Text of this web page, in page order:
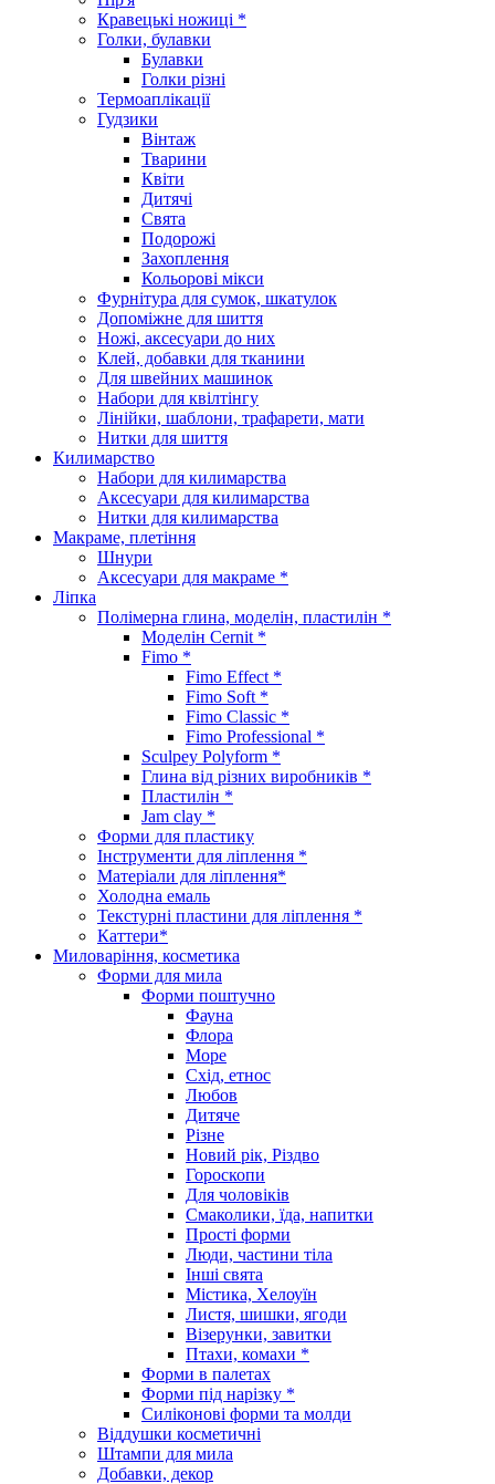
Кравецькі ножиці *
Голки, булавки
Булавки
Голки різні
Термоаплікації
Гудзики
Вінтаж
Тварини
Квіти
Дитячі
Свята
Подорожі
Захоплення
Кольорові мікси
Фурнітура для сумок, шкатулок
Допоміжне для шиття
Ножі, аксесуари до них
Клей, добавки для тканини
Для швейних машинок
Набори для квілтінгу
Лінійки, шаблони, трафарети, мати
Нитки для шиття
Килимарство
Набори для килимарства
Аксесуари для килимарства
Нитки для килимарства
Макраме, плетіння
Шнури
Аксесуари для макраме *
Ліпка
Полімерна глина, моделін, пластилін *
Моделін Cernit *
Fimo *
Fimo Effect *
Fimo Soft *
Fimo Classic *
Fimo Professional *
Sculpey Polyform *
Глина від різних виробників *
Пластилін *
Jam clay *
Форми для пластику
Інструменти для ліплення *
Матеріали для ліплення*
Холодна емаль
Текстурні пластини для ліплення *
Каттери*
Миловаріння, косметика
Форми для мила
Форми поштучно
Фауна
Флора
Море
Схід, етнос
Любов
Дитяче
Різне
Новий рік, Різдво
Гороскопи
Для чоловіків
Смаколики, їда, напитки
Прості форми
Люди, частини тіла
Інші свята
Містика, Хелоуїн
Листя, шишки, ягоди
Візерунки, завитки
Птахи, комахи *
Форми в палетах
Форми під нарізку *
Силіконові форми та молди
Віддушки косметичні
Штампи для мила
Добавки, декор